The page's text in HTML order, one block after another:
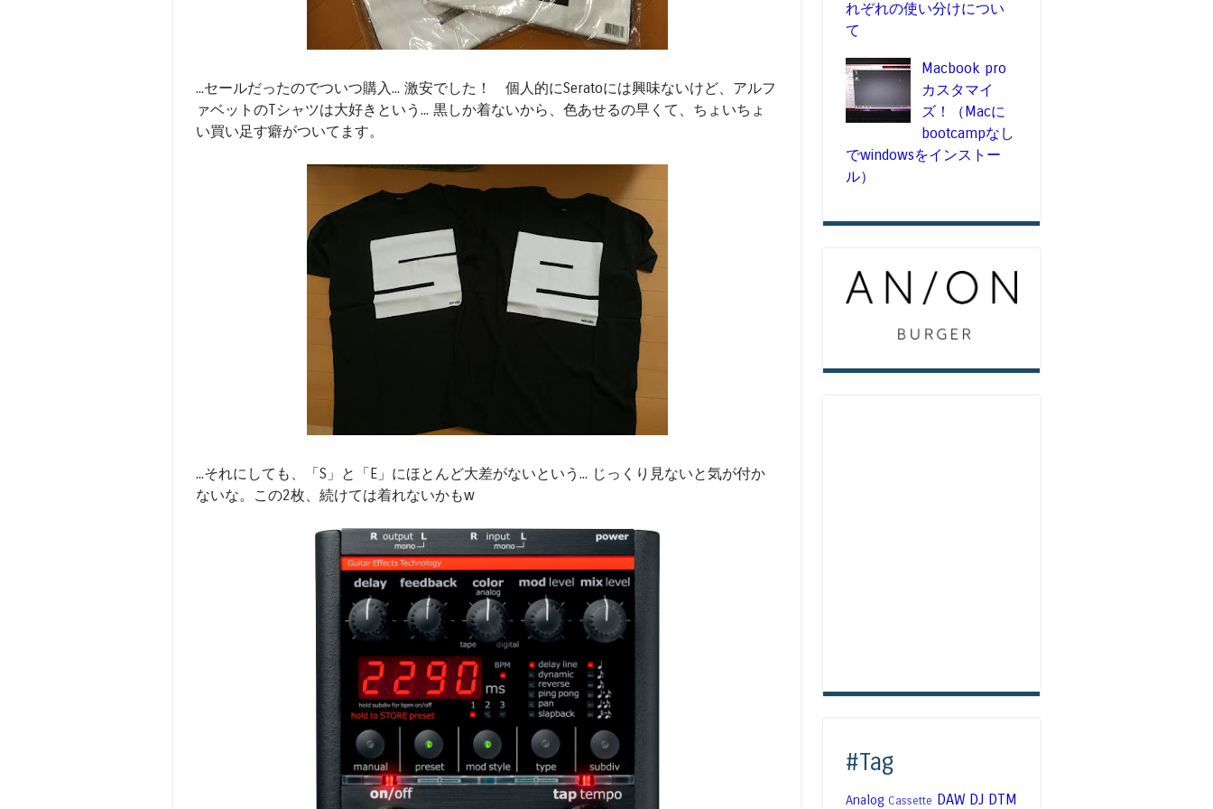
...セールだったのでついつ購入... 激安でした！ 個人的にSeratoには興味ないけど、アルフ
ァベットのTシャツは大好きという... 黒しか着ないから、色あせるの早くて、ちょいちょ
い買い足す癖がついてます。
...それにしても、「S」と「E」にほとんど大差がないという... じっくり見ないと気が付か
ないな。この2枚、続けては着れないかもw
れぞれの使い分けについ
て
Macbook pro
カスタマイ
ズ！（Macに
bootcampなし
でwindowsをインストー
ル）
#Tag
Analog Cassette DAW DJ DTM